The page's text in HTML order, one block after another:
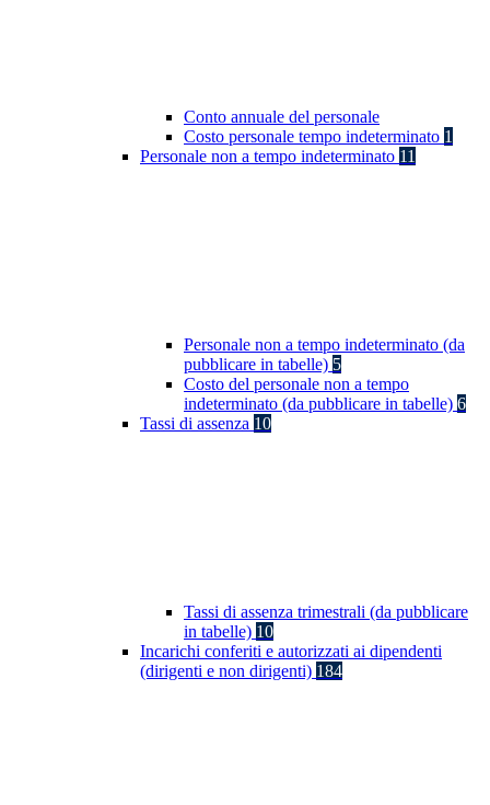
Conto annuale del personale
Costo personale tempo indeterminato 1
Personale non a tempo indeterminato 11
Personale non a tempo indeterminato (da
pubblicare in tabelle) 5
Costo del personale non a tempo
indeterminato (da pubblicare in tabelle) 6
Tassi di assenza 10
Tassi di assenza trimestrali (da pubblicare
in tabelle) 10
Incarichi conferiti e autorizzati ai dipendenti
(dirigenti e non dirigenti) 184